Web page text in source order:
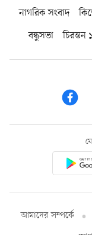
নাগরিক সংবাদ
বন্ধুসভা
চিরন্তন
আমাদের সম্পর্কে